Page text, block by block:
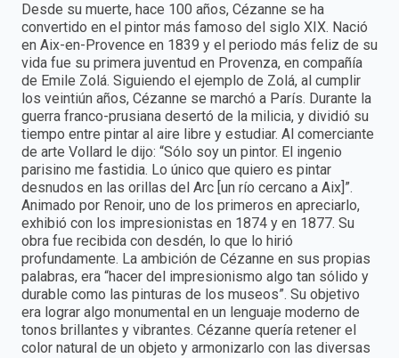
Desde su muerte, hace 100 años, Cézanne se ha
convertido en el pintor más famoso del siglo XIX. Nació
en Aix-en-Provence en 1839 y el periodo más feliz de su
vida fue su primera juventud en Provenza, en compañía
de Emile Zolá. Siguiendo el ejemplo de Zolá, al cumplir
los veintiún años, Cézanne se marchó a París. Durante la
guerra franco-prusiana desertó de la milicia, y dividió su
tiempo entre pintar al aire libre y estudiar. Al comerciante
de arte Vollard le dijo: “Sólo soy un pintor. El ingenio
parisino me fastidia. Lo único que quiero es pintar
desnudos en las orillas del Arc [un río cercano a Aix]”.
Animado por Renoir, uno de los primeros en apreciarlo,
exhibió con los impresionistas en 1874 y en 1877. Su
obra fue recibida con desdén, lo que lo hirió
profundamente. La ambición de Cézanne en sus propias
palabras, era “hacer del impresionismo algo tan sólido y
durable como las pinturas de los museos”. Su objetivo
era lograr algo monumental en un lenguaje moderno de
tonos brillantes y vibrantes. Cézanne quería retener el
color natural de un objeto y armonizarlo con las diversas